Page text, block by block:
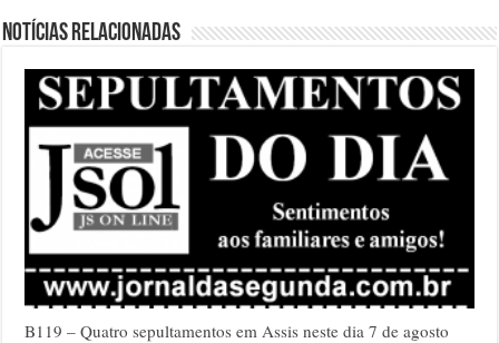
Notícias relacionadas
B119 – Quatro sepultamentos em Assis neste dia 7 de agosto